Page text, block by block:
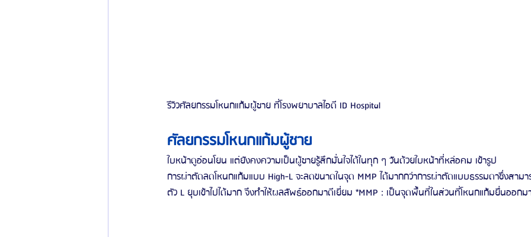
รีวิวศัลยกรรมโหนกแก้มผู้ชาย ที่โรงพยาบาลไอดี ID Hospital
ศัลยกรรมโหนกแก้มผู้ชาย
ใบหน้าดูอ่อนโยน แต่ยังคงความเป็นผู้ชายรู้สึกมั่นใจได้ในทุก ๆ วันด้วยใบหน้าที่หล่อคม เข้ารูป
การผ่าตัดลดโหนกแก้มแบบ High-L จะลดขนาดในจุด MMP ได้มากกว่าการผ่าตัดแบบธรรมดาซึ่งสาม
ตัว L ยุบเข้าไปได้มาก จึงทำให้ผลลัพธ์ออกมาดีเยี่ยม *MMP : เป็นจุดพื้นที่ในส่วนที่โหนกแก้มยื่นออก